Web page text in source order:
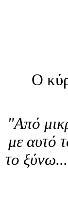
Ο
"Από
με αυτό
το